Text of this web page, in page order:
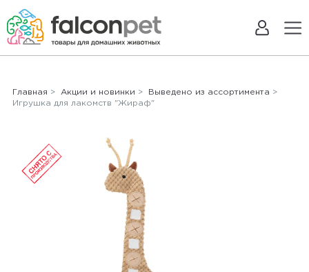
Главная > Акции и новинки > Выведено из ассортимента >
Игрушка для лакомств "Жираф"